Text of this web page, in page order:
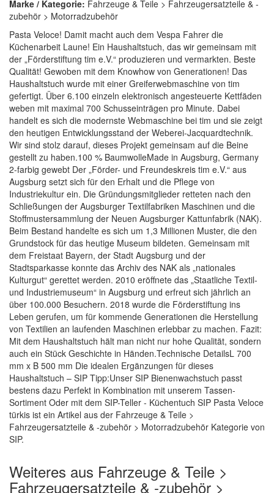
Marke / Kategorie: Fahrzeuge & Teile > Fahrzeugersatzteile & -
zubehör > Motorradzubehör
Pasta Veloce! Damit macht auch dem Vespa Fahrer die
Küchenarbeit Laune! Ein Haushaltstuch, das wir gemeinsam mit
der „Förderstiftung tim e.V.“ produzieren und vermarkten. Beste
Qualität! Gewoben mit dem Knowhow von Generationen! Das
Haushaltstuch wurde mit einer Greiferwebmaschine von tim
gefertigt. Über 6.100 einzeln elektronisch angesteuerte Kettfäden
weben mit maximal 700 Schusseinträgen pro Minute. Dabei
handelt es sich die modernste Webmaschine bei tim und sie zeigt
den heutigen Entwicklungsstand der Weberei-Jacquardtechnik.
Wir sind stolz darauf, dieses Projekt gemeinsam auf die Beine
gestellt zu haben.100 % BaumwolleMade in Augsburg, Germany
2-farbig gewebt Der „Förder- und Freundeskreis tim e.V.“ aus
Augsburg setzt sich für den Erhalt und die Pflege von
Industriekultur ein. Die Gründungsmitglieder retteten nach den
Schließungen der Augsburger Textilfabriken Maschinen und die
Stoffmustersammlung der Neuen Augsburger Kattunfabrik (NAK).
Beim Bestand handelte es sich um 1,3 Millionen Muster, die den
Grundstock für das heutige Museum bildeten. Gemeinsam mit
dem Freistaat Bayern, der Stadt Augsburg und der
Stadtsparkasse konnte das Archiv des NAK als „nationales
Kulturgut“ gerettet werden. 2010 eröffnete das „Staatliche Textil-
und Industriemuseum“ in Augsburg und erfreut sich jährlich an
über 100.000 Besuchern. 2018 wurde die Förderstiftung ins
Leben gerufen, um für kommende Generationen die Herstellung
von Textilien an laufenden Maschinen erlebbar zu machen. Fazit:
Mit dem Haushaltstuch hält man nicht nur hohe Qualität, sondern
auch ein Stück Geschichte in Händen.Technische DetailsL 700
mm x B 500 mm Die idealen Ergänzungen für dieses
Haushaltstuch – SIP Tipp:Unser SIP Bienenwachstuch passt
bestens dazu Perfekt in Kombination mit unserem Tassen-
Sortiment Oder mit dem SIP-Teller - Küchentuch SIP Pasta Veloce
türkis ist ein Artikel aus der Fahrzeuge & Teile >
Fahrzeugersatzteile & -zubehör > Motorradzubehör Kategorie von
SIP.
Weiteres aus Fahrzeuge & Teile >
Fahrzeugersatzteile & -zubehör >